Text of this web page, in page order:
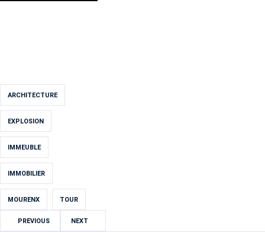
ARCHITECTURE
EXPLOSION
IMMEUBLE
IMMOBILIER
MOURENX TOUR
PREVIOUS NEXT